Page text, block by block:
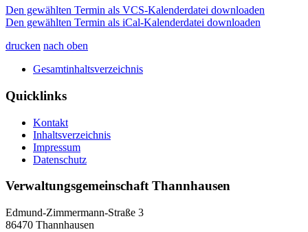
Den gewählten Termin als VCS-Kalenderdatei downloaden
Den gewählten Termin als iCal-Kalenderdatei downloaden
drucken nach oben
Gesamtinhaltsverzeichnis
Quicklinks
Kontakt
Inhaltsverzeichnis
Impressum
Datenschutz
Verwaltungsgemeinschaft Thannhausen
Edmund-Zimmermann-Straße 3
86470 Thannhausen